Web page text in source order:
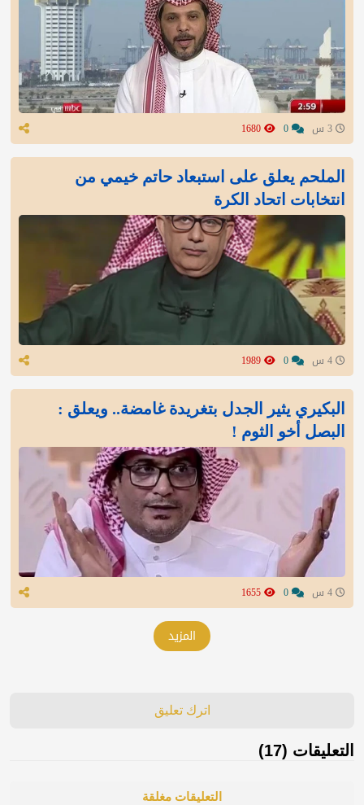
الملحم يعلق على استبعاد حاتم خيمي من
انتخابات اتحاد الكرة
البكيري يثير الجدل بتغريدة غامضة.. ويعلق :
البصل أخو الثوم !
المزيد
اترك تعليق
التعليقات (17)
التعليقات مغلقة